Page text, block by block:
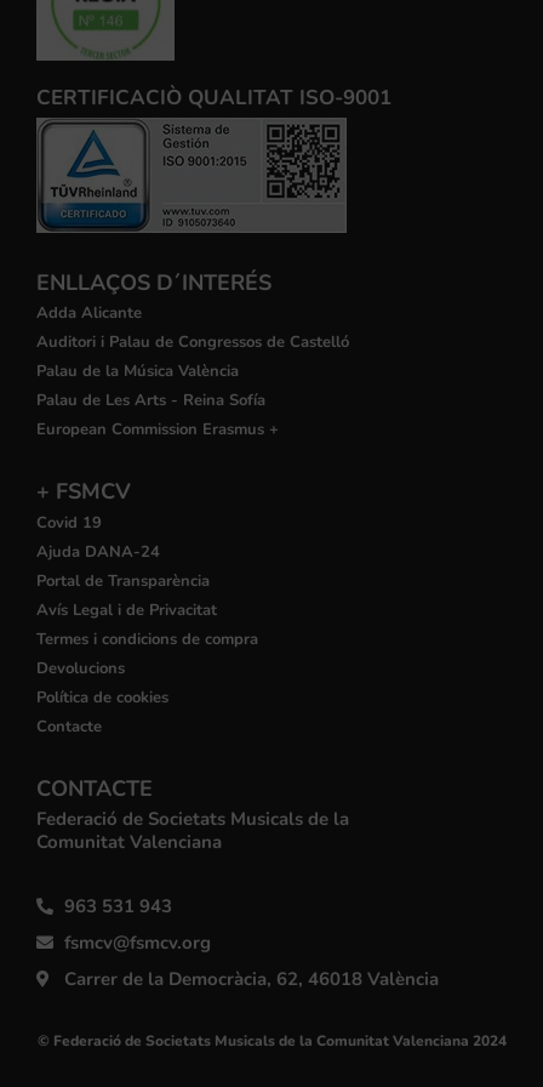
CERTIFICACIÒ QUALITAT ISO-9001
ENLLAÇOS D´INTERÉS
Adda Alicante
Auditori i Palau de Congressos de Castelló
Palau de la Música València
Palau de Les Arts - Reina Sofía
European Commission Erasmus +
+ FSMCV
Covid 19
Ajuda DANA-24
Portal de Transparència
Avís Legal i de Privacitat
Termes i condicions de compra
Devolucions
Política de cookies
Contacte
CONTACTE
Federació de Societats Musicals de la
Comunitat Valenciana
963 531 943
fsmcv@fsmcv.org
Carrer de la Democràcia, 62, 46018 València
© Federació de Societats Musicals de la Comunitat Valenciana 2024